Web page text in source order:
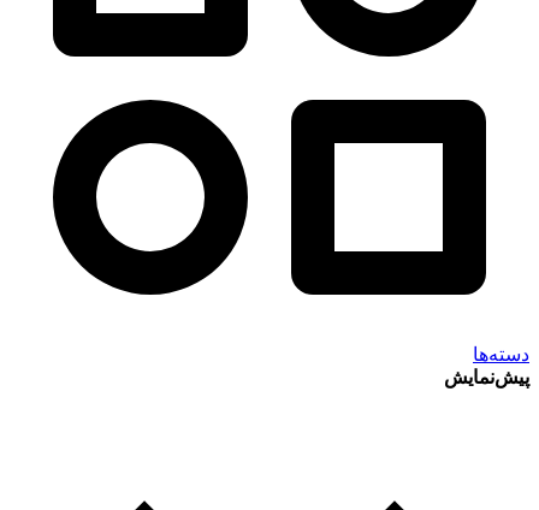
دسته‌ها
پیش‌نمایش